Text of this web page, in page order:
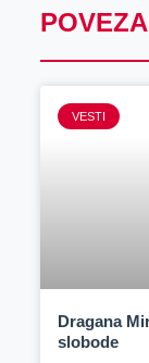
VESTI
Dragana
slobode